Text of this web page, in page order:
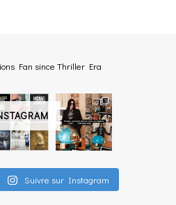
Fan since Thriller Era
Suivre sur Instagram